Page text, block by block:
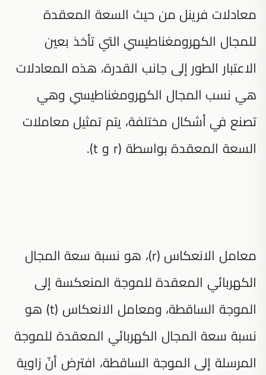
معادلات فرينل من حيث السعة المعقدة
للمجال الكهرومغناطيسي التي تأخذ بعين
الاعتبار الطور إلى جانب القدرة، هذه المعادلات
هي نسب المجال الكهرومغناطيسي وهي
تصنع في أشكال مختلفة، يتم تمثيل معاملات
السعة المعقدة بواسطة (r و t).
معامل الانعكاس (r)، هو نسبة سعة المجال
الكهربائي المعقدة للموجة المنعكسة إلى
الموجة الساقطة، ومعامل الانعكاس (t) هو
نسبة سعة المجال الكهربائي المعقدة للموجة
المرسلة إلى الموجة الساقطة، افترض أنّ زاوية